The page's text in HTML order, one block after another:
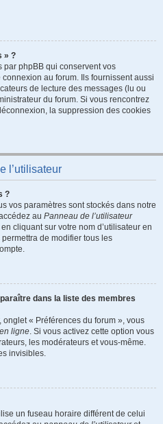
» ?
par phpBB qui conservent vos
au forum. Ils fournissent aussi
de lecture des messages (lu ou
du forum. Si vous rencontrez
la suppression des cookies
l’utilisateur
?
vos paramètres sont stockés dans notre
au Panneau de l’utilisateur
cliquant sur votre nom d’utilisateur en
de modifier tous les
dans la liste des membres
onglet « Préférences du forum », vous
ligne. Si vous activez cette option vous
les modérateurs et vous-même.
invisibles.
un fuseau horaire différent de celui